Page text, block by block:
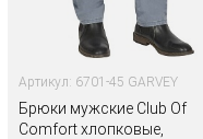
Артикул: 6701-45 GARVEY
Брюки мужские Club Of
Comfort хлопковые,